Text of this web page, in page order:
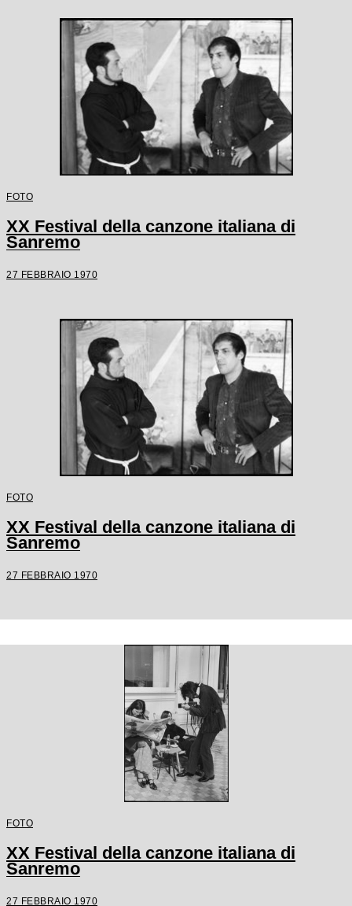
FOTO
XX Festival della canzone italiana di
Sanremo
27 FEBBRAIO 1970
FOTO
XX Festival della canzone italiana di
Sanremo
27 FEBBRAIO 1970
FOTO
XX Festival della canzone italiana di
Sanremo
27 FEBBRAIO 1970